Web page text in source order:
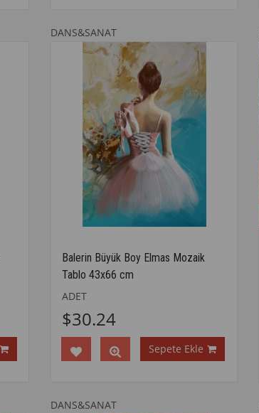
DANS&SANAT
Balerin Büyük Boy Elmas Mozaik
Tablo 43x66 cm
ADET
$30.24
Sepete Ekle
DANS&SANAT